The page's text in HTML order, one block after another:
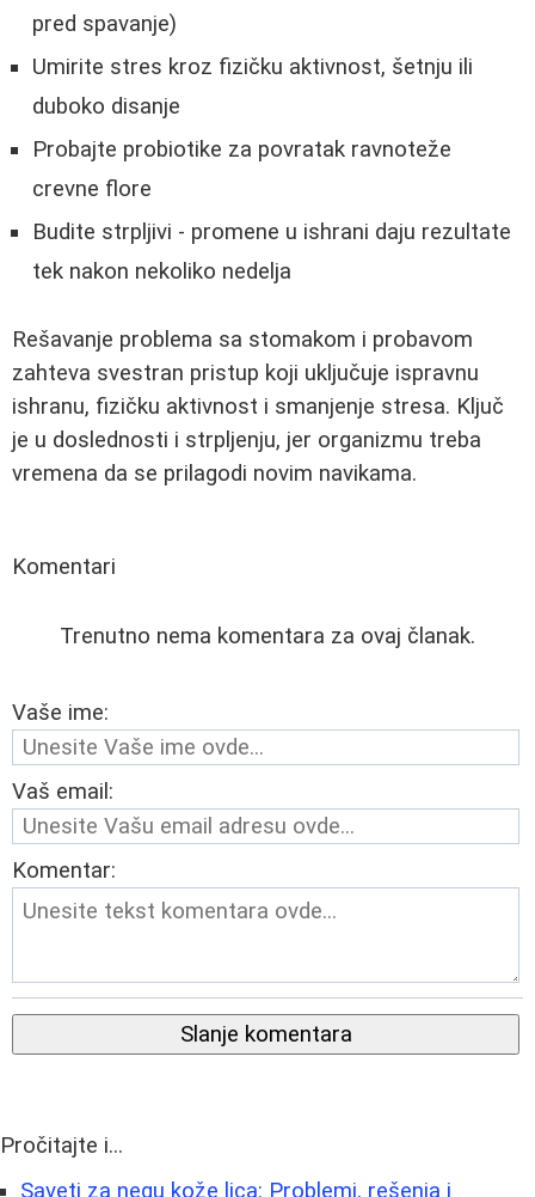
pred spavanje)
Umirite stres kroz fizičku aktivnost, šetnju ili
duboko disanje
Probajte probiotike za povratak ravnoteže
crevne flore
Budite strpljivi - promene u ishrani daju rezultate
tek nakon nekoliko nedelja
Rešavanje problema sa stomakom i probavom
zahteva svestran pristup koji uključuje ispravnu
ishranu, fizičku aktivnost i smanjenje stresa. Ključ
je u doslednosti i strpljenju, jer organizmu treba
vremena da se prilagodi novim navikama.
Komentari
Trenutno nema komentara za ovaj članak.
Vaše ime:
Vaš email:
Komentar:
Slanje komentara
Pročitajte i...
Saveti za negu kože lica: Problemi, rešenja i